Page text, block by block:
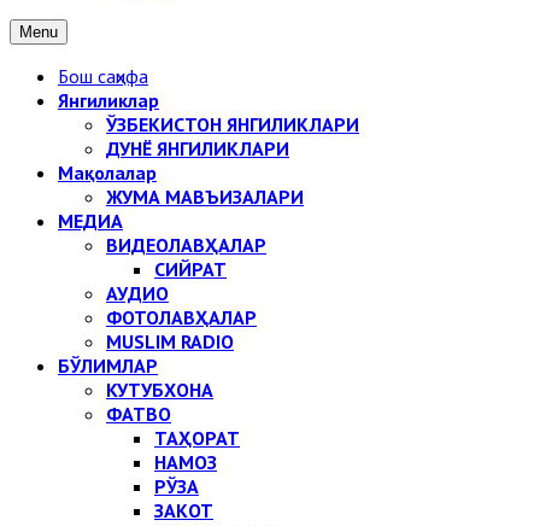
Menu
Бош саҳифа
Янгиликлар
ЎЗБЕКИСТОН ЯНГИЛИКЛАРИ
ДУНЁ ЯНГИЛИКЛАРИ
Мақолалар
ЖУМА МАВЪИЗАЛАРИ
МЕДИА
ВИДЕОЛАВҲАЛАР
СИЙРАТ
АУДИО
ФОТОЛАВҲАЛАР
MUSLIM RADIO
БЎЛИМЛАР
КУТУБХОНА
ФАТВО
ТАҲОРАТ
НАМОЗ
РЎЗА
ЗАКОТ